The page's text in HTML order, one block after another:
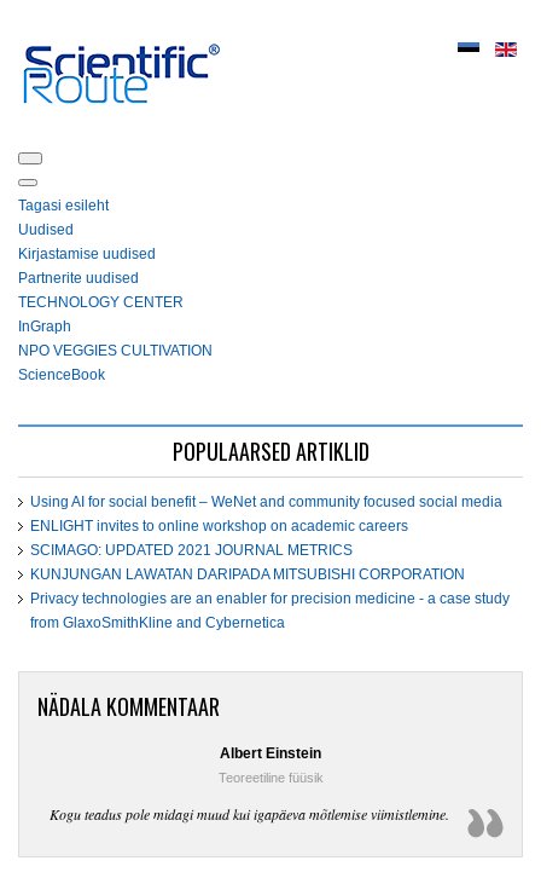
Tagasi esileht
Uudised
Kirjastamise uudised
Partnerite uudised
ТЕСHNOLOGY СЕNTЕR
InGraph
NPO VEGGIES CULTIVATION
ScienceBook
POPULAARSED ARTIKLID
Using AI for social benefit – WeNet and community focused social media
ENLIGHT invites to online workshop on academic careers
SCIMAGO: UPDATED 2021 JOURNAL METRICS
KUNJUNGAN LAWATAN DARIPADA MITSUBISHI CORPORATION
Privacy technologies are an enabler for precision medicine - a case study
from GlaxoSmithKline and Cybernetica
NÄDALA KOMMENTAAR
Albert Einstein
Teoreetiline füüsik
Kogu teadus pole midagi muud kui igapäeva mõtlemise viimistlemine.